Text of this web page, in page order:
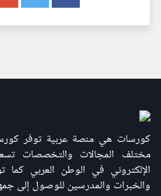
كورسات هي منصة عربية توفر
مختلف المجالات والتخصصات
الإلكتروني في الوطن العربي
والخبرات والمدرسين للوصول إلى